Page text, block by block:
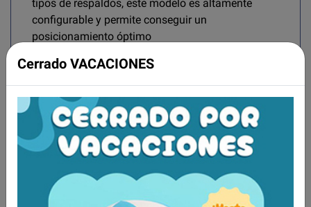
tipos de respaldos, este modelo es altamente
configurable y permite conseguir un
posicionamiento óptimo
Maniobrabilidad en los espacios más reducidos
La nueva Esprit Action® ofrece una
maniobrabilidad optimizada, hasta en los
espacios más reducidos.
Tecnología del giroscopio
Con la nueva Esprit Action®, es muy fácil subir
pendientes hasta 6º, sin esfuerzo y con total
estabilidad.
Ruedas traseras de 14" motorizadas
Cerrado VACACIONES